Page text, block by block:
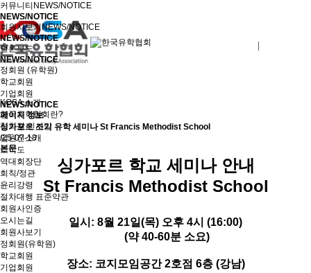
KOSA 소개
한국유학협회란?
협회장 인사말
임원진소개
조직도
역대회장단
회칙/정관
윤리강령
절차대행 표준약관
회원사인증
오시는길
회원사보기
정회원(유학원)
학교회원
기업회원
커뮤니티 NEWS/NOTICE
NEWS/NOTICE
회원사보기NEWS/NOTICE
NEWS/NOTICE
언론보도
NEWS/NOTICE
정회원 (유학원)
학교회원
기업회원
NEWS/NOTICE
페이지 정보
싱가포르 조기 유학 세미나 St Francis Methodist School
/25-07-18
본문
싱가포르 학교 세미나 안내
St Francis Methodist School
일시: 8월 21일(목) 오후 4시 (16:00)
(약 40-60분 소요)
장소: 코지모임공간 2호점 6층 (강남)